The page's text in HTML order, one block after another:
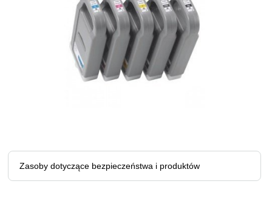
Zasoby dotyczące bezpieczeństwa i produktów